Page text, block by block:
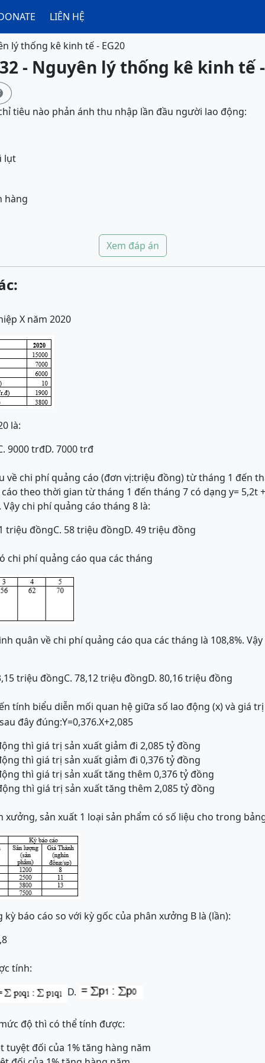
LIÊN HỆ
lý thống kê kinh tế - EG20
- Nguyên lý thống kê kinh tế -
tiêu nào phản ánh thu nhập lần đầu người lao động:
lụt
hàng
Xem đáp án
X năm 2020
là:
9000 trđD. 7000 trđ
về chi phí quảng cáo (đơn vị:triệu đồng) từ tháng 1 đến
theo thời gian từ tháng 1 đến tháng 7 có dạng y= 5,2t
chi phí quảng cáo tháng 8 là:
triệu đồngC. 58 triệu đồngD. 49 triệu đồng
chi phí quảng cáo qua các tháng
quân về chi phí quảng cáo qua các tháng là 108,8%.
triệu đồngC. 78,12 triệu đồngD. 80,16 triệu đồng
tính biểu diễn mối quan hệ giữa số lao động (x) và giá
đây đúng:Y=0,376.X+2,085
thì giá trị sản xuất giảm đi 2,085 tỷ đồng
thì giá trị sản xuất giảm đi 0,376 tỷ đồng
thì giá trị sản xuất tăng thêm 0,376 tỷ đồng
thì giá trị sản xuất tăng thêm 2,085 tỷ đồng
xưởng, sản xuất 1 loại sản phẩm có số liệu cho trong
báo cáo so với kỳ gốc của phân xưởng B là (lần):
tính:
D.
độ thì có thể tính được:
tuyệt đối của 1% tăng hàng năm